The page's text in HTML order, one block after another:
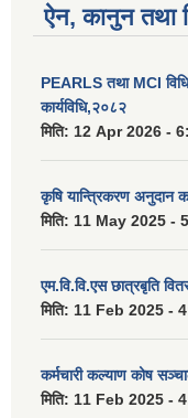
ऐन, कानुन तथा
PEARLS तथा MCI
कार्यविधि,२०८२
मिति: 12 Apr 2026 -
कृषि यान्त्रिकरण अनुदान
मिति: 11 May 2025 -
एम.वि.वि.एस छात्रबृति
मिति: 11 Feb 2025 -
कर्मचारी कल्याण कोष
मिति: 11 Feb 2025 -